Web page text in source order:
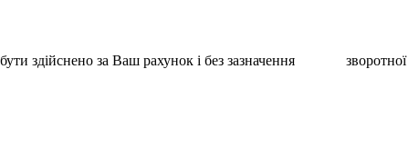
бути здійснено за Ваш рахунок і без зазначення зворотної